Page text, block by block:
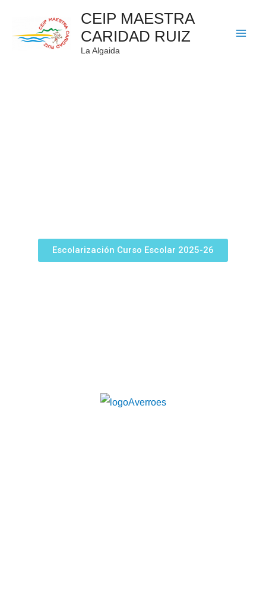
CEIP MAESTRA
CARIDAD RUIZ
La Algaida
Escolarización Curso Escolar 2025-26